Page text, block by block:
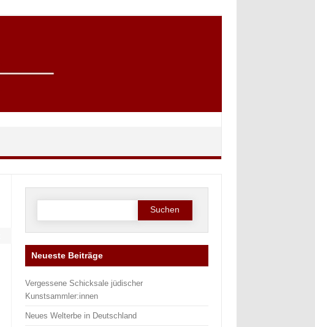
Suche
Neueste Beiträge
Vergessene Schicksale jüdischer
Kunstsammler:innen
Neues Welterbe in Deutschland